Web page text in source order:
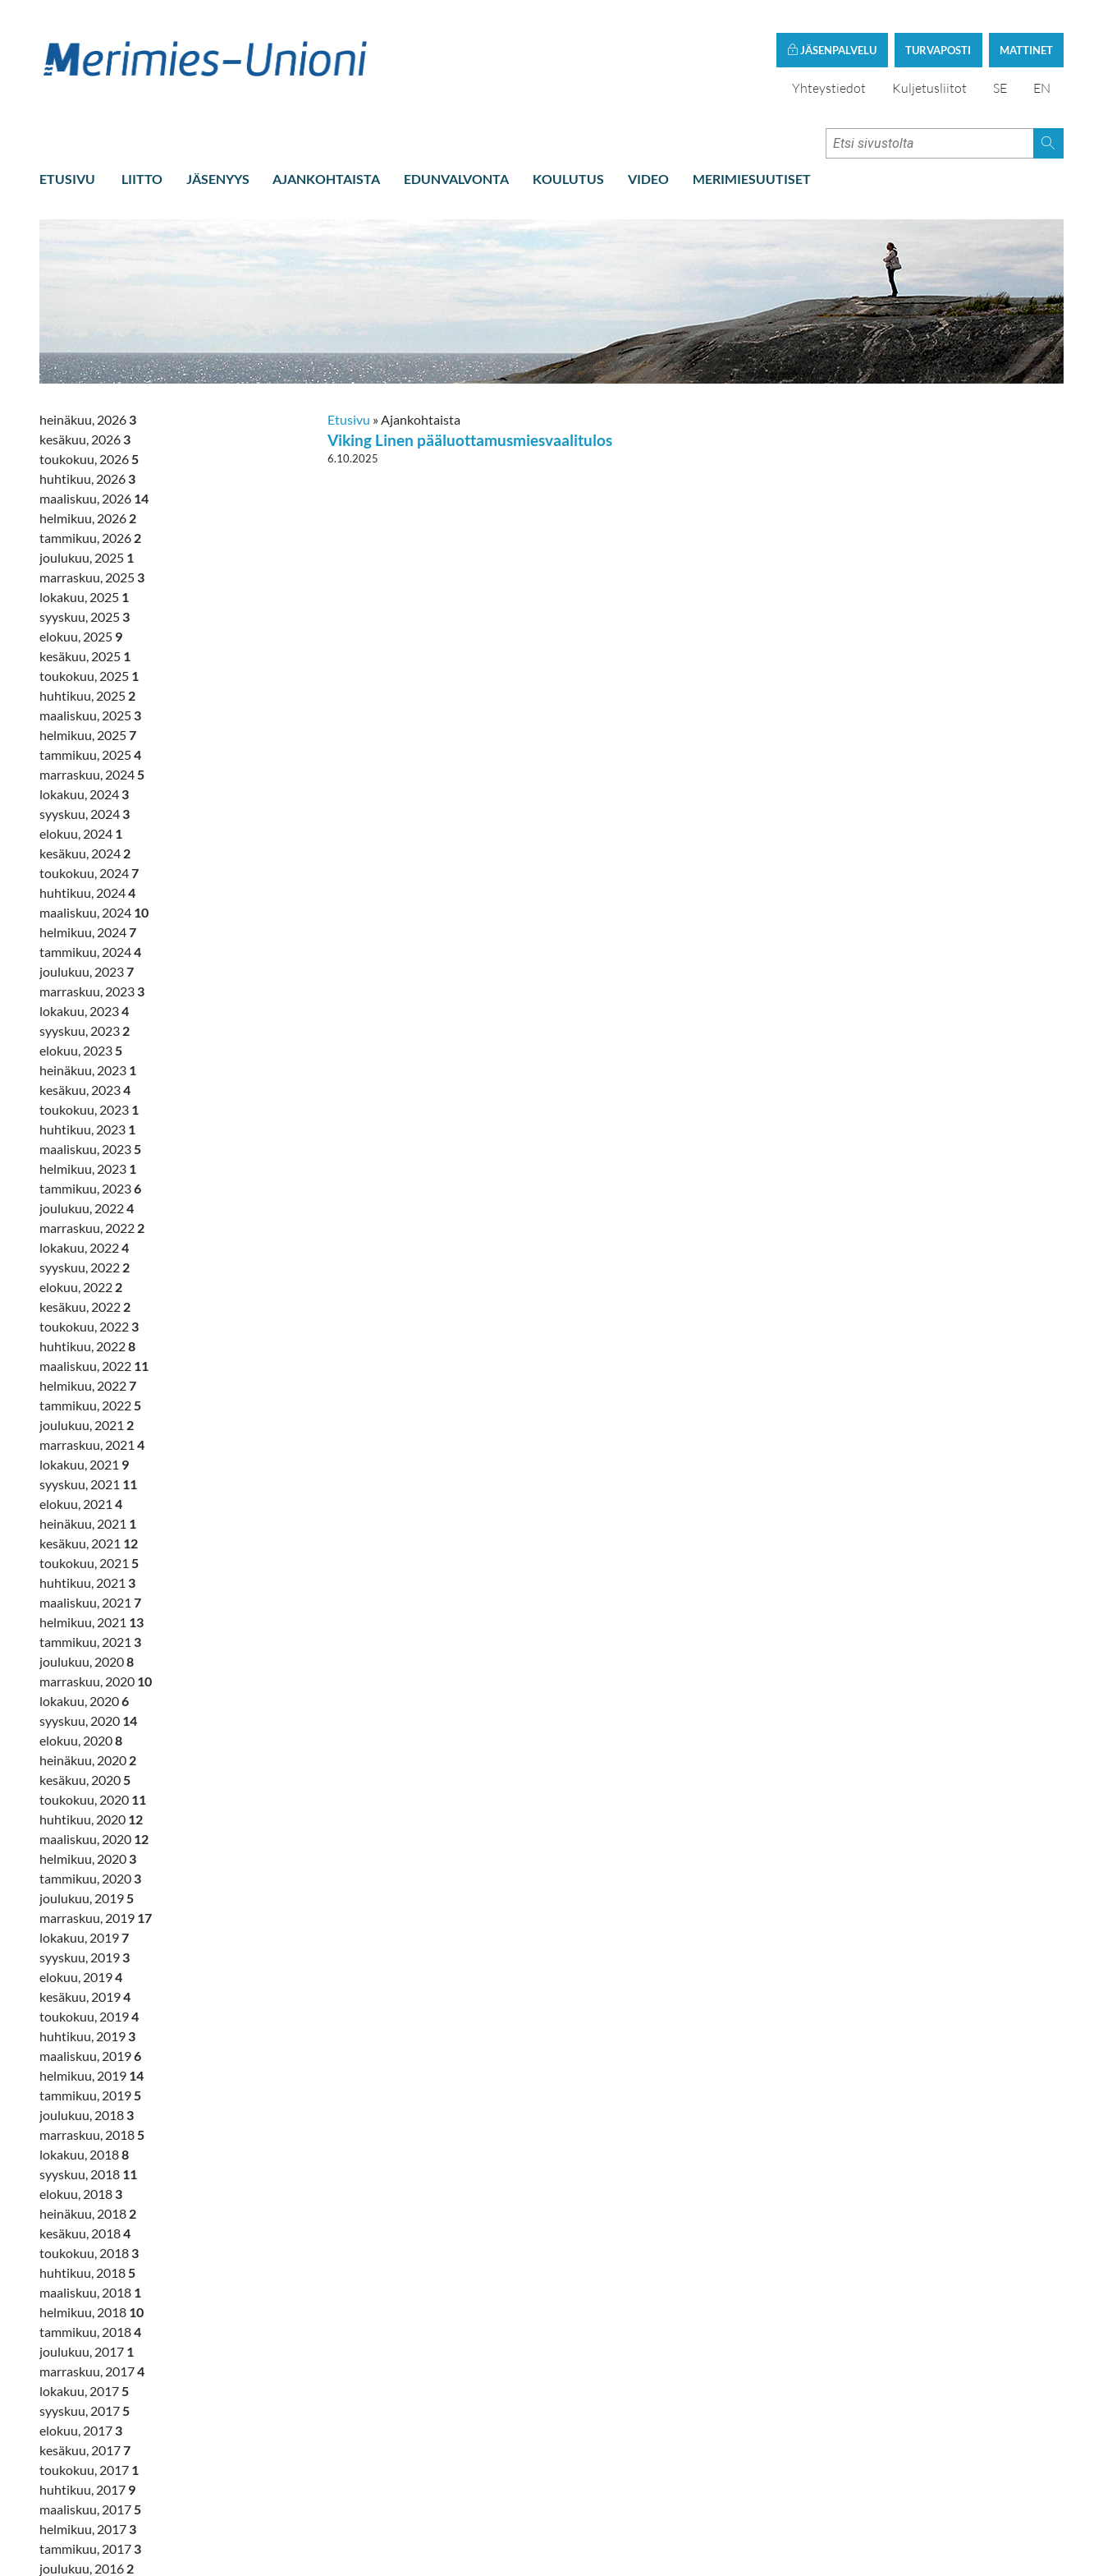
MATTINET
TURVAPOSTI
JÄSENPALVELU
Yhteystiedot Kuljetusliitot SE EN
ETUSIVU LIITTO JÄSENYYS AJANKOHTAISTA EDUNVALVONTA KOULUTUS VIDEO MERIMIESUUTISET
Etusivu »Ajankohtaista
Viking Linen pääluottamusmiesvaalitulos
6.10.2025
heinäkuu, 2026 3
kesäkuu, 2026 3
toukokuu, 20265
huhtikuu, 2026 3
maaliskuu, 2026 14
helmikuu, 2026 2
tammikuu, 2026 2
joulukuu, 2025 1
marraskuu, 2025 3
lokakuu, 2025 1
syyskuu, 2025 3
elokuu, 2025 9
kesäkuu, 2025 1
toukokuu, 2025 1
huhtikuu, 2025 2
maaliskuu, 2025 3
helmikuu, 20257
tammikuu, 20254
marraskuu, 20245
lokakuu, 2024 3
syyskuu, 2024 3
elokuu, 2024 1
kesäkuu, 2024 2
toukokuu, 20247
huhtikuu, 20244
maaliskuu, 2024 10
helmikuu, 20247
tammikuu, 20244
joulukuu, 20237
marraskuu, 2023 3
lokakuu, 20234
syyskuu, 2023 2
elokuu, 20235
heinäkuu, 2023 1
kesäkuu, 20234
toukokuu, 2023 1
huhtikuu, 2023 1
maaliskuu, 20235
helmikuu, 2023 1
tammikuu, 20236
joulukuu, 20224
marraskuu, 2022 2
lokakuu, 20224
syyskuu, 2022 2
elokuu, 2022 2
kesäkuu, 2022 2
toukokuu, 2022 3
huhtikuu, 20228
maaliskuu, 2022 11
helmikuu, 20227
tammikuu, 20225
joulukuu, 2021 2
marraskuu, 2021 4
lokakuu, 2021 9
syyskuu, 2021 11
elokuu, 2021 4
heinäkuu, 2021 1
kesäkuu, 2021 12
toukokuu, 2021 5
huhtikuu, 2021 3
maaliskuu, 2021 7
helmikuu, 2021 13
tammikuu, 2021 3
joulukuu, 20208
marraskuu, 2020 10
lokakuu, 20206
syyskuu, 2020 14
elokuu, 20208
heinäkuu, 2020 2
kesäkuu, 20205
toukokuu, 2020 11
huhtikuu, 2020 12
maaliskuu, 2020 12
helmikuu, 2020 3
tammikuu, 2020 3
joulukuu, 20195
marraskuu, 2019 17
lokakuu, 20197
syyskuu, 2019 3
elokuu, 20194
kesäkuu, 20194
toukokuu, 20194
huhtikuu, 2019 3
maaliskuu, 20196
helmikuu, 2019 14
tammikuu, 20195
joulukuu, 2018 3
marraskuu, 20185
lokakuu, 20188
syyskuu, 2018 11
elokuu, 2018 3
heinäkuu, 2018 2
kesäkuu, 20184
toukokuu, 2018 3
huhtikuu, 20185
maaliskuu, 2018 1
helmikuu, 2018 10
tammikuu, 20184
joulukuu, 2017 1
marraskuu, 20174
lokakuu, 20175
syyskuu, 20175
elokuu, 2017 3
kesäkuu, 20177
toukokuu, 2017 1
huhtikuu, 2017 9
maaliskuu, 20175
helmikuu, 2017 3
tammikuu, 2017 3
joulukuu, 2016 2